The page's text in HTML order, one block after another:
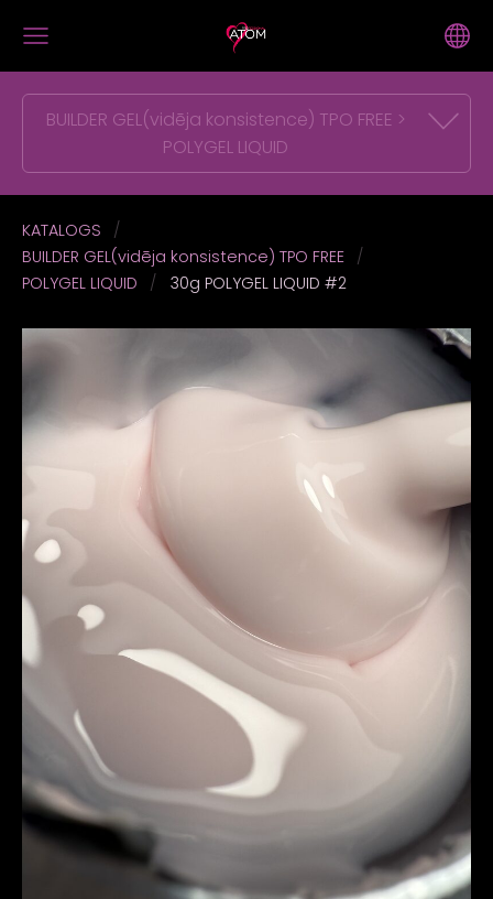
BUILDER GEL(vidēja konsistence) TPO FREE >
POLYGEL LIQUID
KATALOGS
BUILDER GEL(vidēja konsistence) TPO FREE
POLYGEL LIQUID
30g POLYGEL LIQUID #2